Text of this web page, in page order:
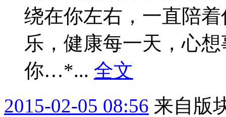
绕在你左右，一直陪
乐，健康每一天，心
你…*... 全文
2015-02-05 08:56 来自版